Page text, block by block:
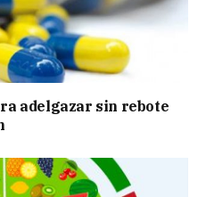
adelgazar sin rebote